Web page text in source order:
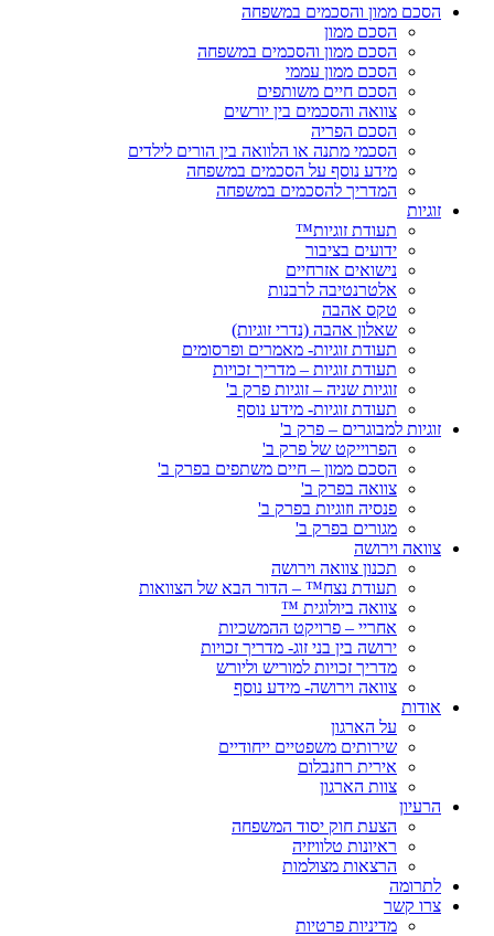
הסכם ממון והסכמים במשפחה
הסכם ממון
הסכם ממון והסכמים במשפחה
הסכם ממון עממי
הסכם חיים משותפים
צוואה והסכמים בין יורשים
הסכם הפריה
הסכמי מתנה או הלוואה בין הורים לילדים
מידע נוסף על הסכמים במשפחה
המדריך להסכמים במשפחה
זוגיות
תעודת זוגיות™
ידועים בציבור
נישואים אזרחיים
אלטרנטיבה לרבנות
טקס אהבה
שאלון אהבה (נדרי זוגיות)
תעודת זוגיות- מאמרים ופרסומים
תעודת זוגיות – מדריך זכויות
זוגיות שניה – זוגיות פרק ב'
תעודת זוגיות- מידע נוסף
זוגיות למבוגרים – פרק ב'
הפרוייקט של פרק ב'
הסכם ממון – חיים משתפים בפרק ב'
צוואה בפרק ב'
פנסיה וזוגיות בפרק ב'
מגורים בפרק ב'
צוואה וירושה
תכנון צוואה וירושה
תעודת נצח™ – הדור הבא של הצוואות
צוואה ביולוגית ™
אחריי – פרויקט ההמשכיות
ירושה בין בני זוג- מדריך זכויות
מדריך זכויות למוריש וליורש
צוואה וירושה- מידע נוסף
אודות
על הארגון
שירותים משפטיים ייחודיים
אירית רוזנבלום
צוות הארגון
הרעיון
הצעת חוק יסוד המשפחה
ראיונות טלוויזיה
הרצאות מצולמות
לתרומה
צרו קשר
מדיניות פרטיות